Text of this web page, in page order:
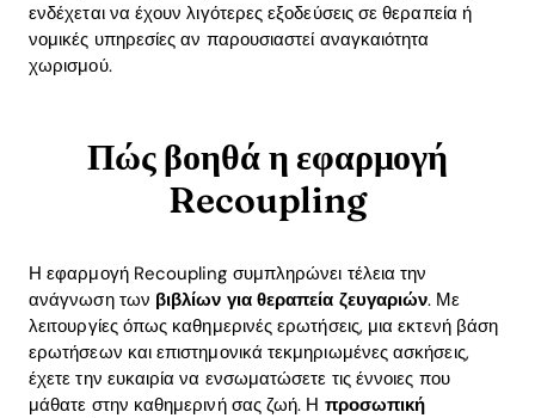
ενδέχεται να έχουν λιγότερες εξοδεύσεις σε θεραπεία ή
νομικές υπηρεσίες αν παρουσιαστεί αναγκαιότητα
χωρισμού.
Πώς βοηθά η εφαρμογή
Recoupling
Η εφαρμογή Recoupling συμπληρώνει τέλεια την
ανάγνωση των βιβλίων για θεραπεία ζευγαριών. Με
λειτουργίες όπως καθημερινές ερωτήσεις, μια εκτενή βάση
ερωτήσεων και επιστημονικά τεκμηριωμένες ασκήσεις,
έχετε την ευκαιρία να ενσωματώσετε τις έννοιες που
μάθατε στην καθημερινή σας ζωή. Η προσωπική